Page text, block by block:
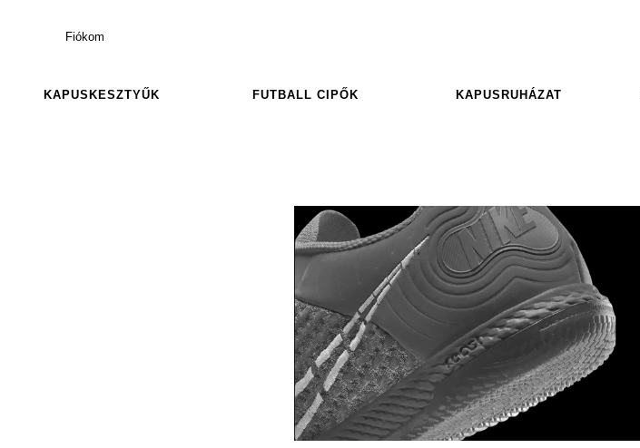
Fiókom
KAPUSKESZTYŰK FUTBALL CIPŐK KAPUSRUHÁZAT